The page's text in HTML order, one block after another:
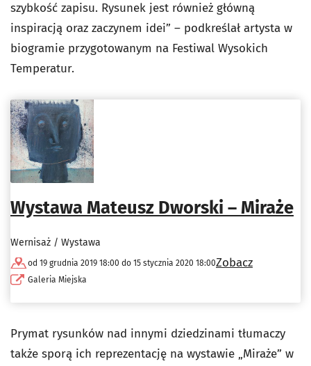
szybkość zapisu. Rysunek jest również główną
inspiracją oraz zaczynem idei” – podkreślał artysta w
biogramie przygotowanym na Festiwal Wysokich
Temperatur.
Wystawa Mateusz Dworski – Miraże
Wernisaż / Wystawa
od 19 grudnia 2019 18:00 do 15 stycznia 2020 18:00
Galeria Miejska
Zobacz
Prymat rysunków nad innymi dziedzinami tłumaczy
także sporą ich reprezentację na wystawie „Miraże” w